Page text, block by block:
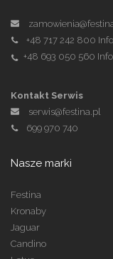
+48 717 242 800
+48 693 050 560
Kontakt Serwis
serwis@festina.pl
699 970 740
Nasze marki
Festina
Kronaby
Jaguar
Candino